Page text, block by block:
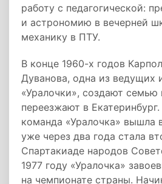
работу с педагогической:
и астрономию в вечерней
механику в ПТУ.
В конце 1960-х годов
Дуванова, одна из ведущих
«Уралочки», создают семью
переезжают в
команда «Уралочка» вышла
уже через два года стала
Спартакиаде народов
1977 году «Уралочка»
на чемпионате страны.